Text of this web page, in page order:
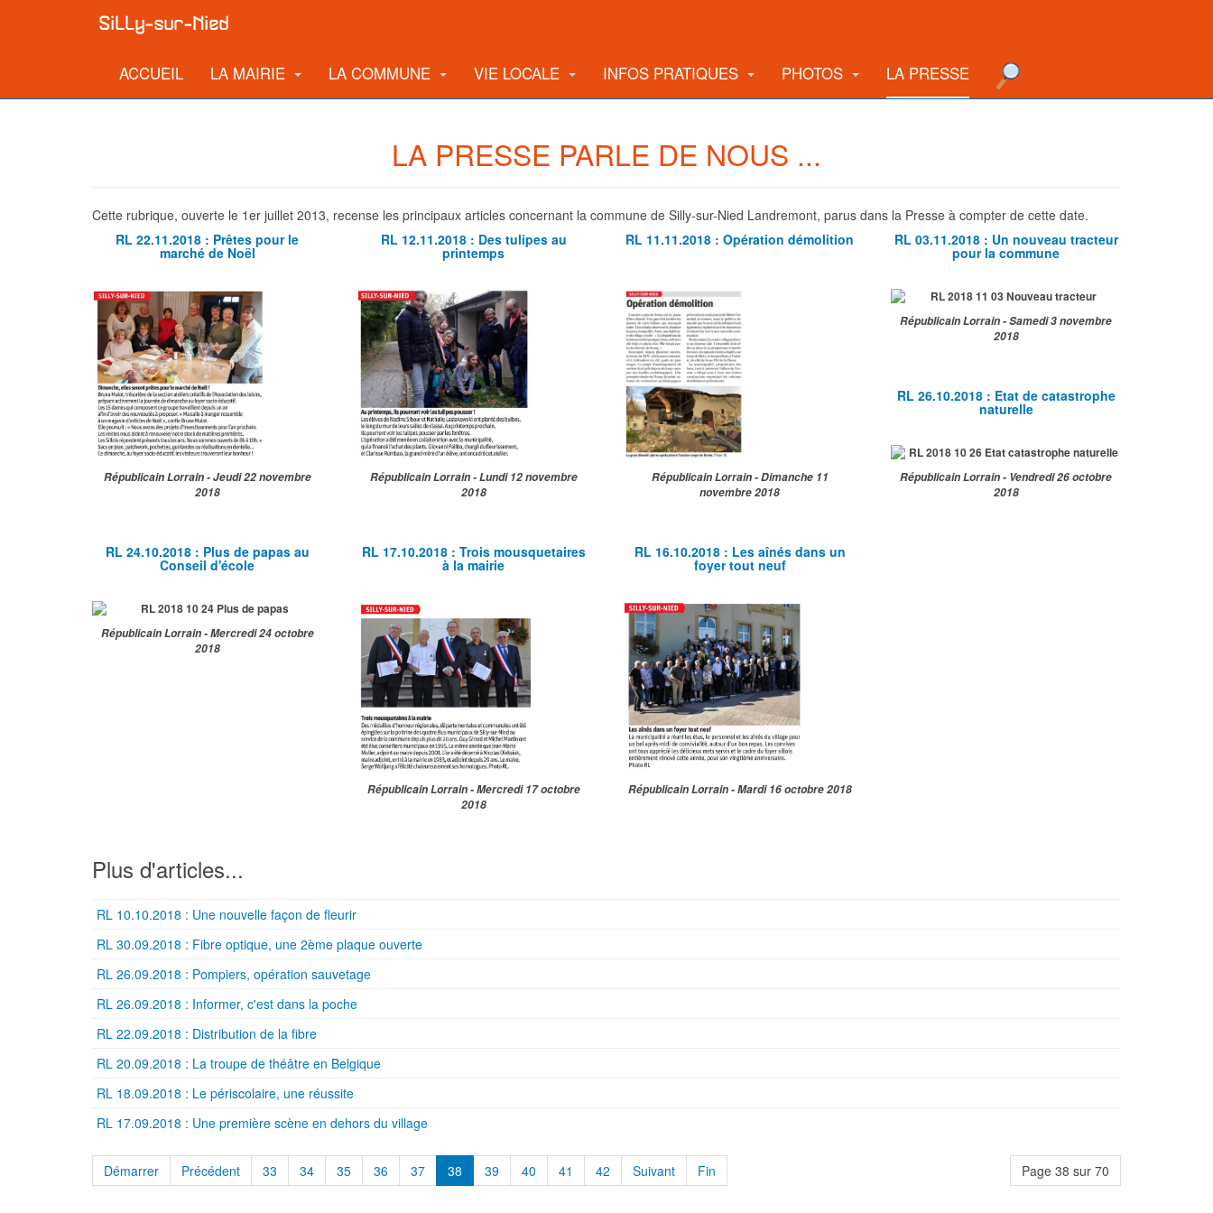
ACCUEIL LA MAIRIE LA COMMUNE VIE LOCALE INFOS PRATIQUES PHOTOS LA PRESSE
LA PRESSE PARLE DE NOUS ...
Cette rubrique, ouverte le 1er juillet 2013, recense les principaux articles concernant la commune de Silly-sur-Nied Landremont, parus dans la Presse à compter de cette date.
RL 22.11.2018 : Prêtes pour le
marché de Noël
Républicain Lorrain - Jeudi 22 novembre
2018
RL 12.11.2018 : Des tulipes au
printemps
Républicain Lorrain - Lundi 12 novembre
2018
RL 11.11.2018 : Opération démolition
Républicain Lorrain - Dimanche 11
novembre 2018
RL 03.11.2018 : Un nouveau tracteur
pour la commune
Républicain Lorrain - Samedi 3 novembre
2018
RL 26.10.2018 : Etat de catastrophe
naturelle
Républicain Lorrain - Vendredi 26 octobre
2018
RL 24.10.2018 : Plus de papas au
Conseil d'école
Républicain Lorrain - Mercredi 24 octobre
2018
RL 17.10.2018 : Trois mousquetaires
à la mairie
Républicain Lorrain - Mercredi 17 octobre
2018
RL 16.10.2018 : Les aînés dans un
foyer tout neuf
Républicain Lorrain - Mardi 16 octobre 2018
Plus d'articles...
RL 10.10.2018 : Une nouvelle façon de fleurir
RL 30.09.2018 : Fibre optique, une 2ème plaque ouverte
RL 26.09.2018 : Pompiers, opération sauvetage
RL 26.09.2018 : Informer, c'est dans la poche
RL 22.09.2018 : Distribution de la fibre
RL 20.09.2018 : La troupe de théâtre en Belgique
RL 18.09.2018 : Le périscolaire, une réussite
RL 17.09.2018 : Une première scène en dehors du village
Page 38 sur 70
Démarrer Précédent 33 34 35 36 37 38 39 40 41 42 Suivant Fin